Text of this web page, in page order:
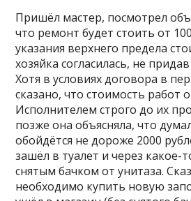
Пришёл мастер, посмотрел
что ремонт будет стоить от
указания верхнего предела
хозяйка согласилась, не
Хотя в условиях договора в
сказано, что стоимость работ
Исполнителем строго до их
позже она объясняла, что
обойдётся не дороже 2000
зашёл в туалет и через какое-
снятым бачком от унитаза.
необходимо купить новую